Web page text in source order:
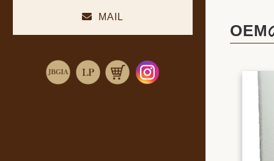
MAIL
メールでのお問い合わせ
OEM